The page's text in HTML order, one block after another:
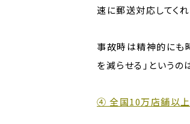
速に郵送対応してく
事故時は精神的にも
を減らせる」というの
④ 全国10万店舗以上